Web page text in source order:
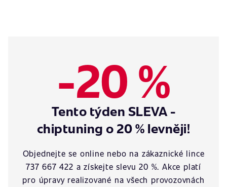
-20 %
Tento týden SLEVA -
chiptuning o 20 % levněji!
Objednejte se online nebo na zákaznické lince
737 667 422 a získejte slevu 20 %. Akce platí
pro úpravy realizované na všech provozovnách